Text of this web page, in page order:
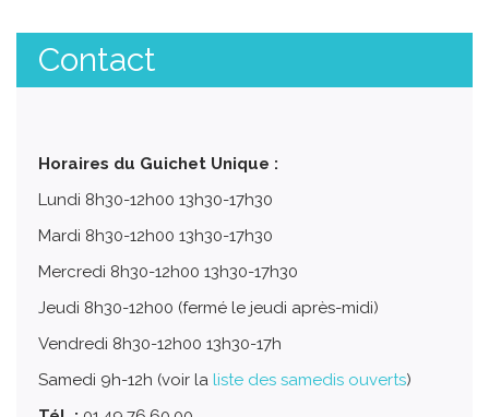
Contact
Horaires du Guichet Unique :
Lundi 8h30-12h00 13h30-17h30
Mardi 8h30-12h00 13h30-17h30
Mercredi 8h30-12h00 13h30-17h30
Jeudi 8h30-12h00 (fermé le jeudi après-midi)
Vendredi 8h30-12h00 13h30-17h
Samedi 9h-12h (voir la liste des samedis ouverts)